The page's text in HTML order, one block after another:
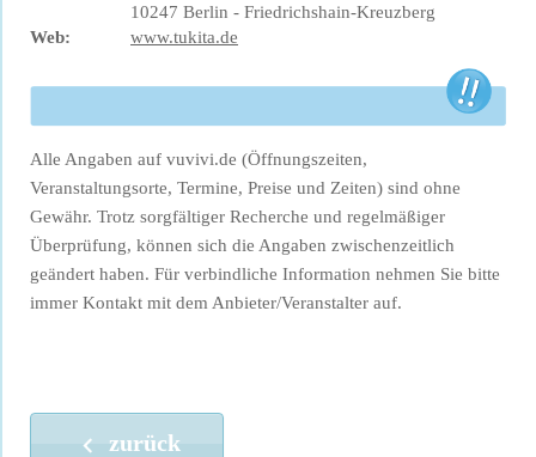
10247 Berlin - Friedrichshain-Kreuzberg
Web:
www.tukita.de
Alle Angaben auf vuvivi.de (Öffnungszeiten,
Veranstaltungsorte, Termine, Preise und Zeiten) sind ohne
Gewähr. Trotz sorgfältiger Recherche und regelmäßiger
Überprüfung, können sich die Angaben zwischenzeitlich
geändert haben. Für verbindliche Information nehmen Sie bitte
immer Kontakt mit dem Anbieter/Veranstalter auf.
zurück